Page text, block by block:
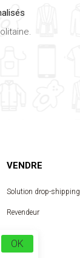
VENDRE
Solution drop-shipping
Revendeur
Designer
OK